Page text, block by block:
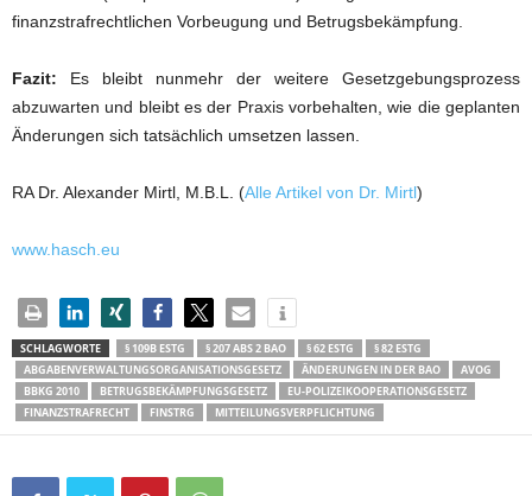
finanzstrafrechtlichen Vorbeugung und Betrugsbekämpfung.
Fazit: Es bleibt nunmehr der weitere Gesetzgebungsprozess
abzuwarten und bleibt es der Praxis vorbehalten, wie die geplanten
Änderungen sich tatsächlich umsetzen lassen.
RA Dr. Alexander Mirtl, M.B.L. (Alle Artikel von Dr. Mirtl)
www.hasch.eu
SCHLAGWORTE § 109B ESTG § 207 ABS 2 BAO § 62 ESTG
§ 82 ESTG
ABGABENVERWALTUNGSORGANISATIONSGESETZ
ÄNDERUNGEN IN DER BAO
AVOG
BBKG 2010
BETRUGSBEKÄMPFUNGSGESETZ
EU-POLIZEIKOOPERATIONSGESETZ
FINANZSTRAFRECHT
FINSTRG MITTEILUNGSVERPFLICHTUNG